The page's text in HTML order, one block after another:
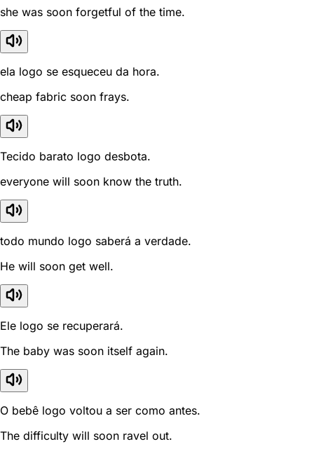
she was soon forgetful of the time.
ela logo se esqueceu da hora.
cheap fabric soon frays.
Tecido barato logo desbota.
everyone will soon know the truth.
todo mundo logo saberá a verdade.
He will soon get well.
Ele logo se recuperará.
The baby was soon itself again.
O bebê logo voltou a ser como antes.
The difficulty will soon ravel out.